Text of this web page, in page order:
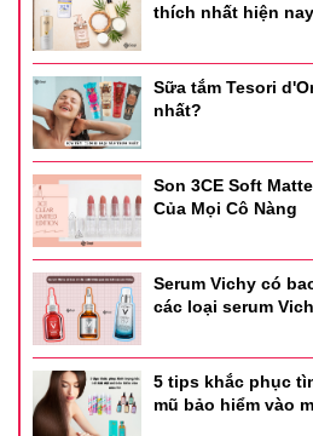
thích nhất hiện nay
Sữa tắm Tesori
nhất?
Son 3CE Soft
Của Mọi Cô Nàng
Serum Vichy có
các loại serum
5 tips khắc phục
mũ bảo hiểm vào